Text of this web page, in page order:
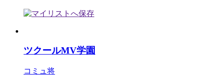
ツクールMV学園
コミュ将